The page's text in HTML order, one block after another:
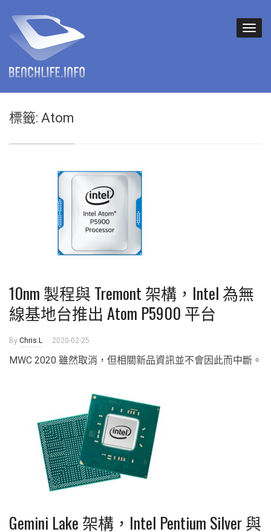
標籤: Atom
10nm 製程與 Tremont 架構，Intel 為無
線基地台推出 Atom P5900 平台
By Chris.L 2020-02-25
MWC 2020 雖然取消，但相關新品資訊並不會因此而中斷。
Gemini Lake 架構，Intel Pentium Silver 與